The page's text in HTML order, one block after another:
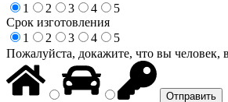
1
2 3 4
5
Срок изготовления
1
2 3 4
5
Пожалуйста, докажите, что вы человек,